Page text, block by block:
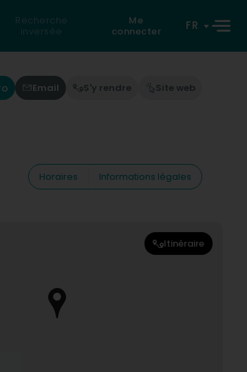
Recherche
inversée
Me
connecter
FR
Email S'y rendre Site web
Horaires Informations légales
Itinéraire